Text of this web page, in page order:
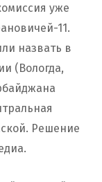
уже
11.
назвать в
(Вологда,
Решение